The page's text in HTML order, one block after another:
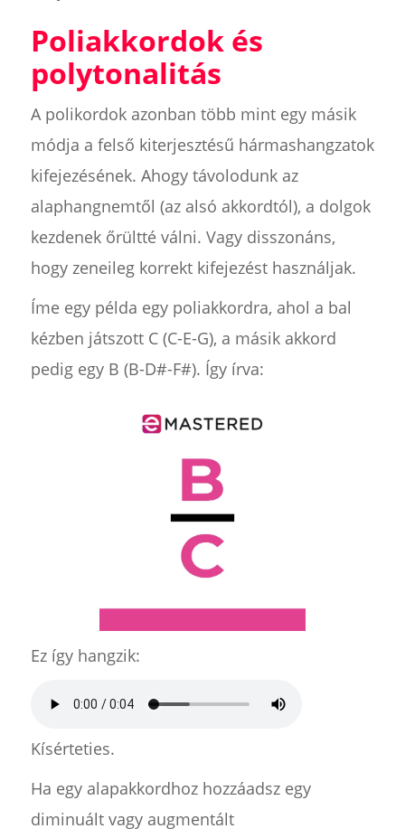
Poliakkordok és
polytonalitás
A polikordok azonban több mint egy másik
módja a felső kiterjesztésű hármashangzatok
kifejezésének. Ahogy távolodunk az
alaphangnemtől (az alsó akkordtól), a dolgok
kezdenek őrültté válni. Vagy disszonáns,
hogy zeneileg korrekt kifejezést használjak.
Íme egy példa egy poliakkordra, ahol a bal
kézben játszott C (C-E-G), a másik akkord
pedig egy B (B-D#-F#). Így írva:
Ez így hangzik:
Kísérteties.
Ha egy alapakkordhoz hozzáadsz egy
diminuált vagy augmentált